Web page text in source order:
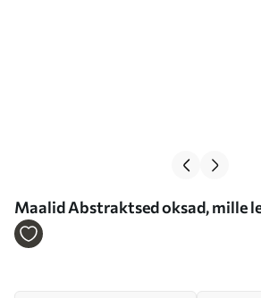
Maalid Abstraktsed oksad, mille
Nr m30558